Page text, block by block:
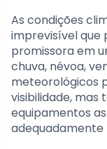
As condições
imprevisível que
promissora em
chuva, névoa,
meteorológicos
visibilidade, mas
equipamentos
adequadamente